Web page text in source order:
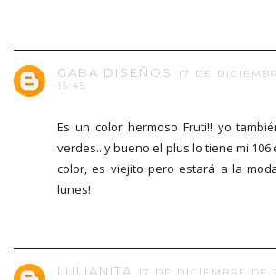
GABA DISEÑOS
17 DE
15:45
Es un color hermoso Fruti!! yo
verdes.. y bueno el plus lo tiene mi
color, es viejito pero estará a la
lunes!
LULIANITA 17 DE DICIEMBRE DE